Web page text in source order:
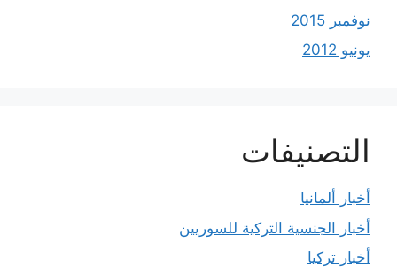
نوفمبر 2015
يونيو 2012
التصنيفات
أخبار ألمانيا
أخبار الجنسية التركية للسوريين
أخبار تركيا